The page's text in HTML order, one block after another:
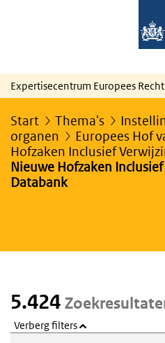
Expertisecentrum Europees Recht
Start Thema's
organen
Europees Hof
Hofzaken Inclusief
Nieuwe Hofzaken
Databank
5.424
Verberg filters